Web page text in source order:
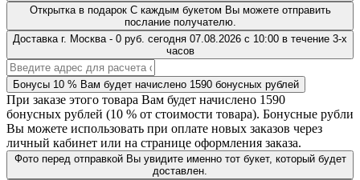
Открытка в подарок С каждым букетом Вы можете отправить
послание получателю.
Доставка г. Москва - 0 руб. сегодня 07.08.2026 с 10:00 в течение 3-х
часов
Бонусы 10 % Вам будет начислено 1590 бонусных рублей
При заказе этого товара Вам будет начислено 1590
бонусных рублей (10 % от стоимости товара). Бонусные рубли
Вы можете использовать при оплате новых заказов через
личный кабинет или на странице оформления заказа.
Фото перед отправкой Вы увидите именно тот букет, который будет
доставлен.